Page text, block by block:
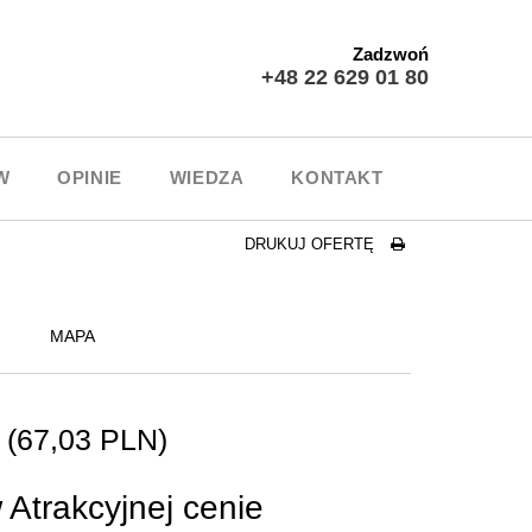
Zadzwoń
+48 22 629 01 80
OPINIE WIEDZA KONTAKT
DRUKUJ OFERTĘ
MAPA
(67,03 PLN)
Atrakcyjnej cenie